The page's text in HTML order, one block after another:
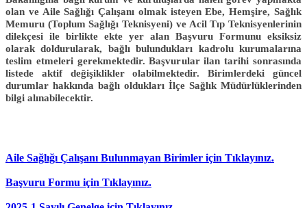
olan ve Aile Sağlığı Çalışanı olmak isteyen Ebe, Hemşire, Sağlık
Memuru (Toplum Sağlığı Teknisyeni) ve Acil Tıp Teknisyenlerinin
dilekçesi ile birlikte ekte yer alan Başvuru Formunu eksiksiz
olarak doldurularak, bağlı bulundukları kadrolu kurumalarına
teslim etmeleri gerekmektedir. Başvurular ilan tarihi sonrasında
listede aktif değişiklikler olabilmektedir. Birimlerdeki güncel
durumlar hakkında bağlı oldukları İlçe Sağlık Müdürlüklerinden
bilgi alınabilecektir.
Aile Sağlığı Çalışanı Bulunmayan Birimler için Tıklayınız.
Başvuru Formu için Tıklayınız.